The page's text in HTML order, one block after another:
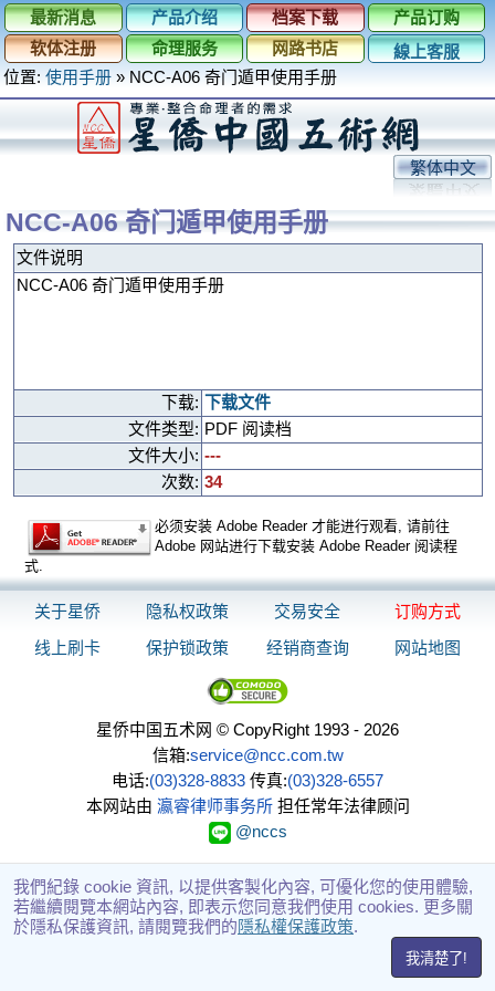
最新消息 产品介绍 档案下载
产品订购
软体注册
命理服务 网路书店
線上客服
位置: 使用手册 » NCC-A06 奇门遁甲使用手册
繁体中文
NCC-A06 奇门遁甲使用手册
文件说明
NCC-A06 奇门遁甲使用手册
下载: 下载文件
文件类型: PDF 阅读档
文件大小: ---
次数: 34
必须安装 Adobe Reader 才能进行观看, 请前往
Adobe 网站进行下载安装 Adobe Reader 阅读程
式.
关于星侨 隐私权政策 交易安全
订购方式
线上刷卡
保护锁政策 经销商查询 网站地图
星侨中国五术网 © CopyRight 1993 - 2026
信箱:service@ncc.com.tw
电话:(03)328-8833 传真:(03)328-6557
本网站由 瀛睿律师事务所担任常年法律顾问
@nccs
我們紀錄 cookie 資訊, 以提供客製化內容, 可優化您的使用體驗,
若繼續閱覽本網站內容, 即表示您同意我們使用 cookies. 更多關
於隱私保護資訊, 請閱覽我們的隱私權保護政策.
我清楚了!